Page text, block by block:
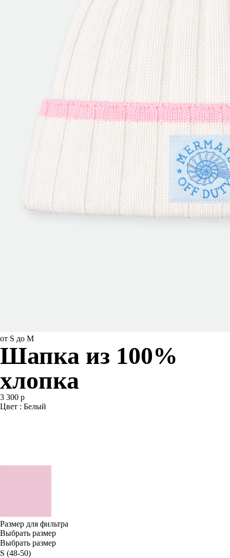
от S до M
Шапка из 100%
хлопка
3 300 р
Цвет : Белый
Размер для фильтра
Выбрать размер
Выбрать размер
S (48-50)